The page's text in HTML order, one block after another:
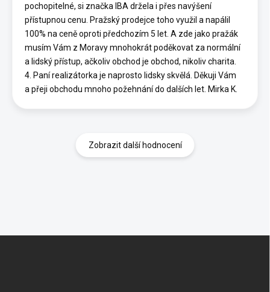
pochopitelné, si značka IBA držela i přes navýšení
přístupnou cenu. Pražský prodejce toho využil a napálil
100% na ceně oproti předchozím 5 let. A zde jako pražák
musím Vám z Moravy mnohokrát poděkovat za normální
a lidský přístup, ačkoliv obchod je obchod, nikoliv charita.
4. Paní realizátorka je naprosto lidsky skvělá. Děkuji Vám
a přeji obchodu mnoho požehnání do dalších let. Mirka K.
Zobrazit další hodnocení